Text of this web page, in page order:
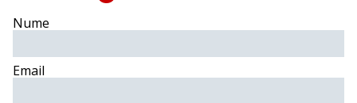
Nume
Email